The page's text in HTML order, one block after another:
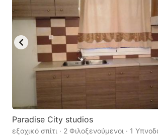
Paradise City studios
εξοχικό σπίτι · 2 Φιλοξενούμενοι · 1